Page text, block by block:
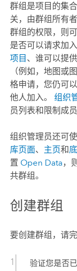
群组是项目的集
关，由群组所有
群组的权限，则
是否可以请求加
项目 、谁可以提
（例如，地图或
格申请，您仍可
他人加入。 组织
员列表和限制成
组织管理员还可
库页面、 主页和
置 Open Data ，
共群组。
创建群组
要创建群组，请
验证您是否